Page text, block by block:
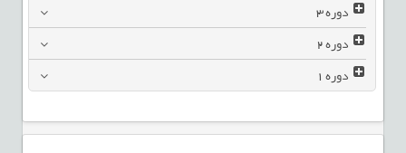
دوره3
دوره2
دوره1